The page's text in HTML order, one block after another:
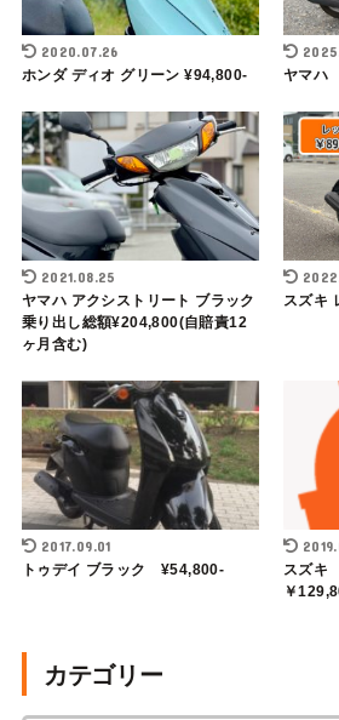
2020.07.26
ホンダ ディオ グリーン ¥94,800- ヤマハ
2021.08.25
ヤマハ アクシストリート ブラック
乗り出し総額¥204,800(自賠責12
ヶ月含む)
スズキ
2017.09.01
トゥデイ ブラック ¥54,800-
スズキ
￥
カテゴリー